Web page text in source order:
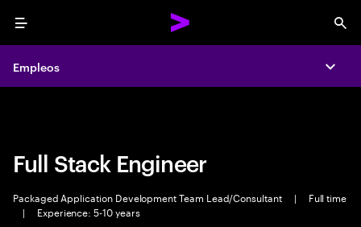
Menu
Empleos
Empleos
Full Stack Engineer
Packaged Application Development Team Lead/Consultant |
Full time
|
Experience: 5-10 years